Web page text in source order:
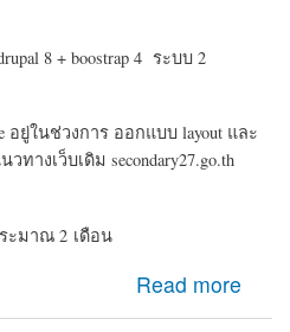
8 + boostrap 4 ระบบ 2
อยู่ในช่วงการ ออกแบบ layout และ
างเว็บเดิม secondary27.go.th
ะมาณ 2 เดือน
Read more
อข่ายสมาชิก ข่าวประชาสัมพันธ์
สำนักงานเขต